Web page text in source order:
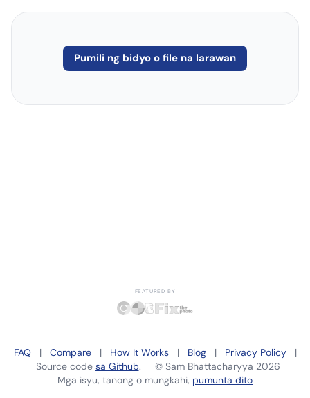
Pumili ng bidyo o file na larawan
FEATURED BY
FAQ| Compare| How It Works| Blog| Privacy Policy|
Source code sa Github. © Sam Bhattacharyya 2026
Mga isyu, tanong o mungkahi, pumunta dito